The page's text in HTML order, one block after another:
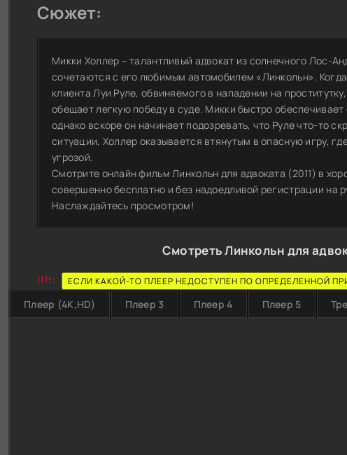
Сюжет:
Микки Холлер – талантливый адвокат из солнечного Лос-
сочетаются с его любимым автомобилем «Линкольн».
клиента Луи Руле, обвиняемого в нападении на
обещает легкую победу в суде. Микки быстро
однако вскоре он начинает подозревать, что Руле что-то
ситуации, Холлер оказывается втянутым в опасную игру,
угрозой.
Смотрите онлайн фильм Линкольн для адвоката (2011) в
совершенно бесплатно и без надоедливой регистрации на
Наслаждайтесь просмотром!
Смотреть Линкольн для
!!!!: ЕСЛИ КАКОЙ-ТО ПЛЕЕР НЕДОСТУПЕН ПО ОПРЕДЕЛЕННОЙ
Плеер (4K,HD) Плеер 3 Плеер 4 Плеер 5